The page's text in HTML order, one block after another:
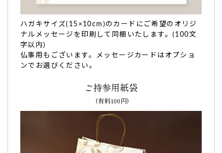
食べるのがもったいないと、連絡をいただきまし
た。
先様が大変喜ばれ、食べるのがもったいないと、連絡をいた
だきました。
また何かの記念やお祝いに利用したいと思います。（購入者
卒園祝い 名入れ・メッセージ入りどら焼
ハガキサイズ(15×10cm)のカードにご希望のオリジ
ナルメッセージを印刷して同梱いたします。(100文
字以内)
仏事用もございます。メッセージカードはオプショ
ンでお選びください。
ご持参用紙袋
(有料100円)